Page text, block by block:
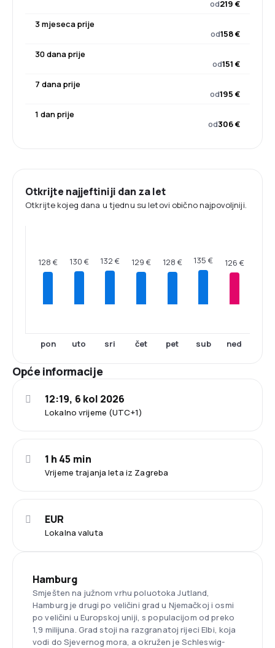
od219 €
3 mjeseca prije
od158 €
30 dana prije
od151 €
7 dana prije
od195 €
1 dan prije
od306 €
Otkrijte najjeftiniji dan za let
Otkrijte kojeg dana u tjednu su letovi obično najpovoljniji.
128 €
pon
130 €
uto
132 €
sri
129 €
čet
128 €
pet
135 €
sub
126 €
ned
Opće informacije
Lokalno vrijeme (UTC+1)
12:19, 6 kol 2026
Vrijeme trajanja leta iz Zagreba
1 h 45 min
Lokalna valuta
EUR
Hamburg
Smješten na južnom vrhu poluotoka Jutland,
Hamburg je drugi po veličini grad u Njemačkoj i osmi
po veličini u Europskoj uniji, s populacijom od preko
1,9 milijuna. Grad stoji na razgranatoj rijeci Elbi, koja
vodi do Sjevernog mora, a okružen je Schleswig-